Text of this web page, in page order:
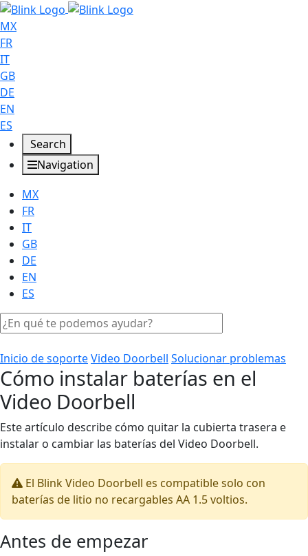
MX
FR
IT
GB
DE
EN
ES
Search
Navigation
MX
FR
IT
GB
DE
EN
ES
Inicio de soporteVideo Doorbell Solucionar problemas
Cómo instalar baterías en el
Video Doorbell
Este artículo describe cómo quitar la cubierta trasera e
instalar o cambiar las baterías del Video Doorbell.
El Blink Video Doorbell es compatible solo con
baterías de litio no recargables AA 1.5 voltios.
Antes de empezar